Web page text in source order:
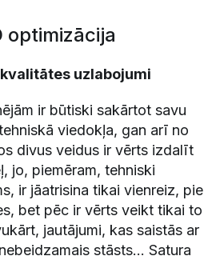
optimizācija
uzlabojumi
ir būtiski sakārtot savu
viedokļa, gan arī no
divus veidus ir vērts izdalīt
jo, piemēram, tehniski
ir jāatrisina tikai vienreiz, pie
bet pēc ir vērts veikt tikai to
jautājumi, kas saistās ar
stāsts… Satura